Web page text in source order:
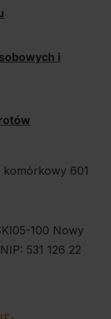
i
komórkowy 601
05-100 Nowy
NIP: 531 126 22